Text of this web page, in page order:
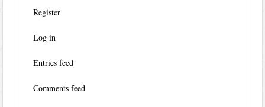
Register
Log in
Entries feed
Comments feed